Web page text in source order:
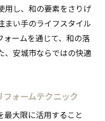
用し、和の要素をさりげ
まい手のライフスタイル
ォームを通じて、和の落
、安城市ならではの快適
ォームテクニック
最大限に活用すること